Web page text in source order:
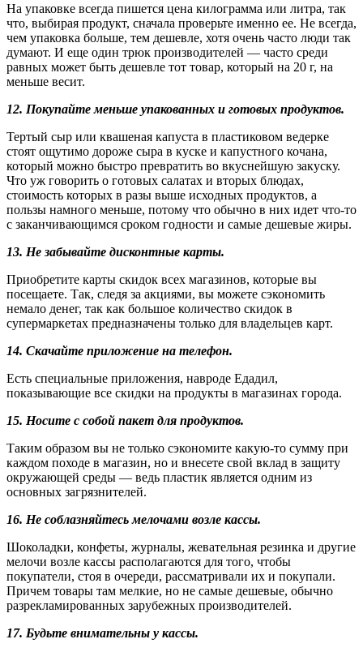
На упаковке всегда пишется цена килограмма или литра, так
что, выбирая продукт, сначала проверьте именно ее. Не всегда,
чем упаковка больше, тем дешевле, хотя очень часто люди так
думают. И еще один трюк производителей — часто среди
равных может быть дешевле тот товар, который на 20 г, на
меньше весит.
12. Покупайте меньше упакованных и готовых продуктов.
Тертый сыр или квашеная капуста в пластиковом ведерке
стоят ощутимо дороже сыра в куске и капустного кочана,
который можно быстро превратить во вкуснейшую закуску.
Что уж говорить о готовых салатах и вторых блюдах,
стоимость которых в разы выше исходных продуктов, а
пользы намного меньше, потому что обычно в них идет что-то
с заканчивающимся сроком годности и самые дешевые жиры.
13. Не забывайте дисконтные карты.
Приобретите карты скидок всех магазинов, которые вы
посещаете. Так, следя за акциями, вы можете сэкономить
немало денег, так как большое количество скидок в
супермаркетах предназначены только для владельцев карт.
14. Скачайте приложение на телефон.
Есть специальные приложения, навроде Едадил,
показывающие все скидки на продукты в магазинах города.
15. Носите с собой пакет для продуктов.
Таким образом вы не только сэкономите какую-то сумму при
каждом походе в магазин, но и внесете свой вклад в защиту
окружающей среды — ведь пластик является одним из
основных загрязнителей.
16. Не соблазняйтесь мелочами возле кассы.
Шоколадки, конфеты, журналы, жевательная резинка и другие
мелочи возле кассы располагаются для того, чтобы
покупатели, стоя в очереди, рассматривали их и покупали.
Причем товары там мелкие, но не самые дешевые, обычно
разрекламированных зарубежных производителей.
17. Будьте внимательны у кассы.